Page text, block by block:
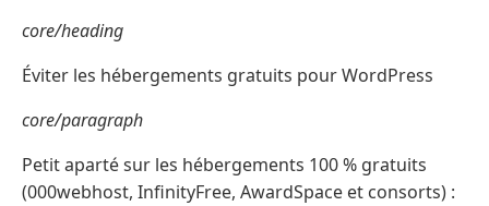
core/heading
Éviter les hébergements gratuits pour WordPress
core/paragraph
Petit aparté sur les hébergements 100 % gratuits
(000webhost, InfinityFree, AwardSpace et consorts) :